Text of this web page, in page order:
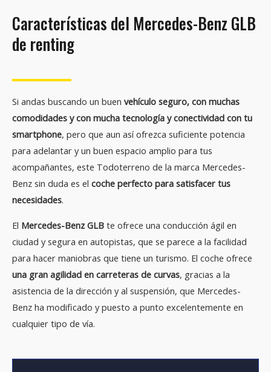
Características del Mercedes-Benz GLB
de renting
Si andas buscando un buen vehículo seguro, con muchas
comodidades y con mucha tecnología y conectividad con tu
smartphone, pero que aun así ofrezca suficiente potencia
para adelantar y un buen espacio amplio para tus
acompañantes, este Todoterreno de la marca Mercedes-
Benz sin duda es el coche perfecto para satisfacer tus
necesidades.
El Mercedes-Benz GLB te ofrece una conducción ágil en
ciudad y segura en autopistas, que se parece a la facilidad
para hacer maniobras que tiene un turismo. El coche ofrece
una gran agilidad en carreteras de curvas, gracias a la
asistencia de la dirección y al suspensión, que Mercedes-
Benz ha modificado y puesto a punto excelentemente en
cualquier tipo de vía.